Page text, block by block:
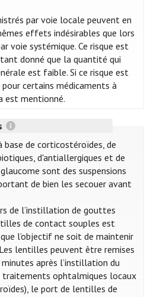
par voie locale peuvent en
effets indésirables que lors
voie systémique. Ce risque est
donné que la quantité qui
est faible. Si ce risque est
certains médicaments à
est mentionné.
base de corticostéroïdes, de
d'antiallergiques et de
sont des suspensions
de bien les secouer avant
de l’instillation de gouttes
de contact souples est
l’objectif ne soit de maintenir
lentilles peuvent être remises
après l’instillation du
traitements ophtalmiques locaux
le port de lentilles de